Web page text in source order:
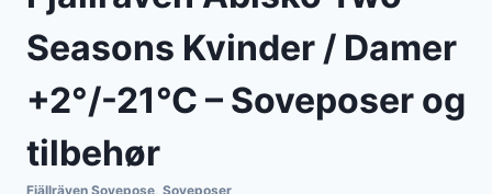
Seasons Kvinder / Damer
+2°/-21°C – Soveposer og
tilbehør
Fjällräven Sovepose, Soveposer